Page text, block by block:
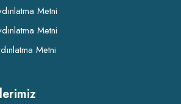
Metni
Metni
Metni